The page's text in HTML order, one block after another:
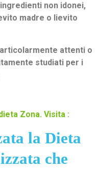
non idonei,
madre o lievito
attenti o
studiati per i
Zona. Visita :
la Dieta
che